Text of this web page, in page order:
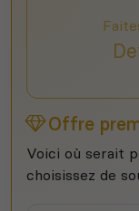
Offre
Voici où serait
choisissez de